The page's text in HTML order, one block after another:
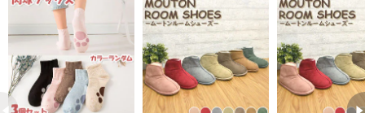
・原材料/材質/素材：
甲表地・底裏生地：ポリエステル100％
甲裏一部：ポリエステル100％（ボア）
甲入り口部分：毛羽／ウール100％(ボア) 基布／ポリエステル10
0％